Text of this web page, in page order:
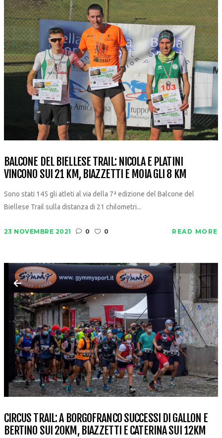
BALCONE DEL BIELLESE TRAIL: NICOLA E PLATINI
VINCONO SUI 21 KM, BIAZZETTI E MOIA GLI 8 KM
Sono stati 145 gli atleti al via della 7ª edizione del Balcone del
Biellese Trail sulla distanza di 21 chilometri...
23 NOVEMBRE 2021 0 0 READ MORE
CIRCUS TRAIL: A BORGOFRANCO SUCCESSI DI GALLON E
BERTINO SUI 20KM, BIAZZETTI E CATERINA SUI 12KM